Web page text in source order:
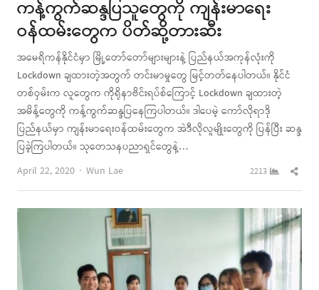
ကန့်ကွက်ဆန္ဒပြသူတွေကို ကျန်းမာရေး
ဝန်ထမ်းတွေက ပိတ်ဆို့တားဆီး
အမေရိကန်နိုင်ငံမှာ မြို့တော်တော်များများနဲ့ ပြည်နယ်အကုန်လုံးကို
Lockdown ချထားတဲ့အတွက် တင်းမာမှုတွေ မြင့်တတ်နေပါတယ်။ နိုင်ငံ
တစ်ဝှမ်းက လူတွေက ကိုရိုနာဗိင်းရပ်စ်ကြောင့် Lockdown ချထားတဲ့
အမိန့်တွေကို ကန့်ကွက်ဆန္ဒပြနေကြပါတယ်။ ဒါပေမဲ့ ကော်လိုရာဒို
ပြည်နယ်မှာ ကျန်းမာရေးဝန်ထမ်းတွေက အဲဒီလိုလူမျိုးတွေကို ပြန်ပြီး ဆန္ဒ
ပြခဲ့ကြပါတယ်။ သုတေသနပညာရှင်တွေနဲ့…
April 22, 2020
Author
Wun Lae 2213